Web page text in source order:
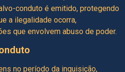
conduto é emitido, protegendo
a ilegalidade ocorra,
que envolvem abuso de poder.
no período da inquisição,